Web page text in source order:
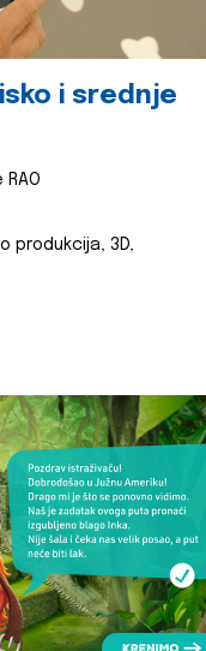
i srednje
RAO
produkcija, 3D,